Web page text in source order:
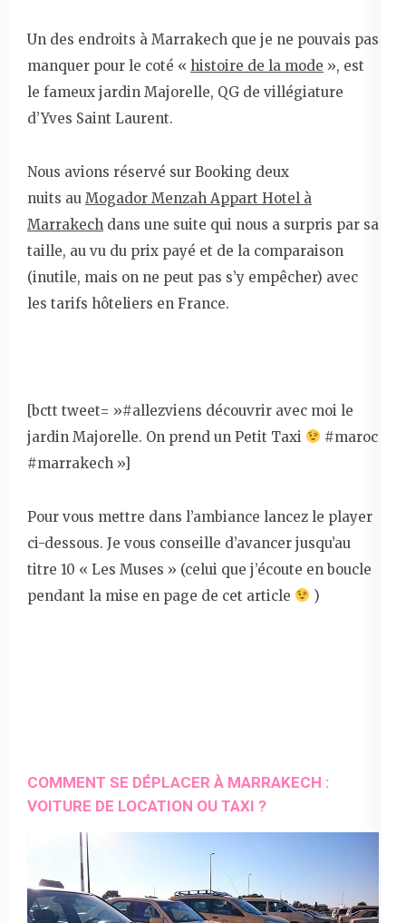
Un des endroits à Marrakech que je ne pouvais pas
manquer pour le coté « histoire de la mode », est
le fameux jardin Majorelle, QG de villégiature
d’Yves Saint Laurent.
Nous avions réservé sur Booking deux
nuits au Mogador Menzah Appart Hotel à
Marrakech dans une suite qui nous a surpris par sa
taille, au vu du prix payé et de la comparaison
(inutile, mais on ne peut pas s’y empêcher) avec
les tarifs hôteliers en France.
[bctt tweet= »#allezviens découvrir avec moi le
jardin Majorelle. On prend un Petit Taxi
#maroc
#marrakech »]
Pour vous mettre dans l’ambiance lancez le player
ci-dessous. Je vous conseille d’avancer jusqu’au
titre 10 « Les Muses » (celui que j’écoute en boucle
pendant la mise en page de cet article
)
COMMENT SE DÉPLACER À MARRAKECH :
VOITURE DE LOCATION OU TAXI ?